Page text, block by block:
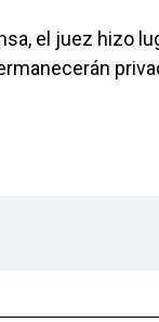
el juez hizo